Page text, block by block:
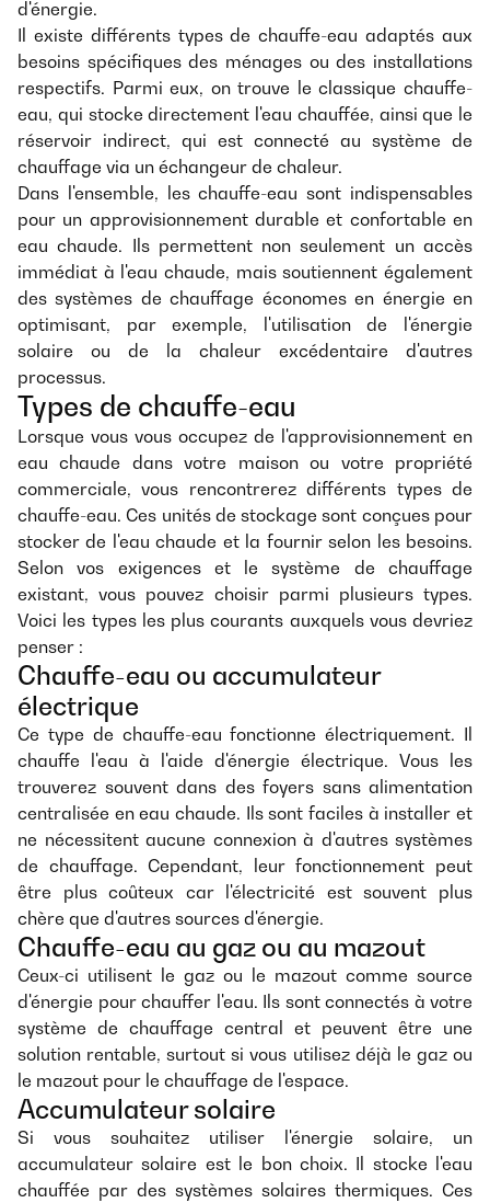
d'énergie.
Il existe différents types de chauffe-eau adaptés aux
besoins spécifiques des ménages ou des installations
respectifs. Parmi eux, on trouve le classique chauffe-
eau, qui stocke directement l'eau chauffée, ainsi que le
réservoir indirect, qui est connecté au système de
chauffage via un échangeur de chaleur.
Dans l'ensemble, les chauffe-eau sont indispensables
pour un approvisionnement durable et confortable en
eau chaude. Ils permettent non seulement un accès
immédiat à l'eau chaude, mais soutiennent également
des systèmes de chauffage économes en énergie en
optimisant, par exemple, l'utilisation de l'énergie
solaire ou de la chaleur excédentaire d'autres
processus.
Types de chauffe-eau
Lorsque vous vous occupez de l'approvisionnement en
eau chaude dans votre maison ou votre propriété
commerciale, vous rencontrerez différents types de
chauffe-eau. Ces unités de stockage sont conçues pour
stocker de l'eau chaude et la fournir selon les besoins.
Selon vos exigences et le système de chauffage
existant, vous pouvez choisir parmi plusieurs types.
Voici les types les plus courants auxquels vous devriez
penser :
Chauffe-eau ou accumulateur
électrique
Ce type de chauffe-eau fonctionne électriquement. Il
chauffe l'eau à l'aide d'énergie électrique. Vous les
trouverez souvent dans des foyers sans alimentation
centralisée en eau chaude. Ils sont faciles à installer et
ne nécessitent aucune connexion à d'autres systèmes
de chauffage. Cependant, leur fonctionnement peut
être plus coûteux car l'électricité est souvent plus
chère que d'autres sources d'énergie.
Chauffe-eau au gaz ou au mazout
Ceux-ci utilisent le gaz ou le mazout comme source
d'énergie pour chauffer l'eau. Ils sont connectés à votre
système de chauffage central et peuvent être une
solution rentable, surtout si vous utilisez déjà le gaz ou
le mazout pour le chauffage de l'espace.
Accumulateur solaire
Si vous souhaitez utiliser l'énergie solaire, un
accumulateur solaire est le bon choix. Il stocke l'eau
chauffée par des systèmes solaires thermiques. Ces